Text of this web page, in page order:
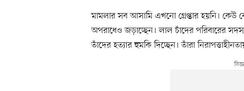
মামলার সব আসামি এখনো গ্রেপ্তার হয়নি। কেউ
অপরাধেও জড়াচ্ছেন। লাল চাঁদের পরিবারের
তাঁদের হত্যার হুমকি দিচ্ছেন। তাঁরা